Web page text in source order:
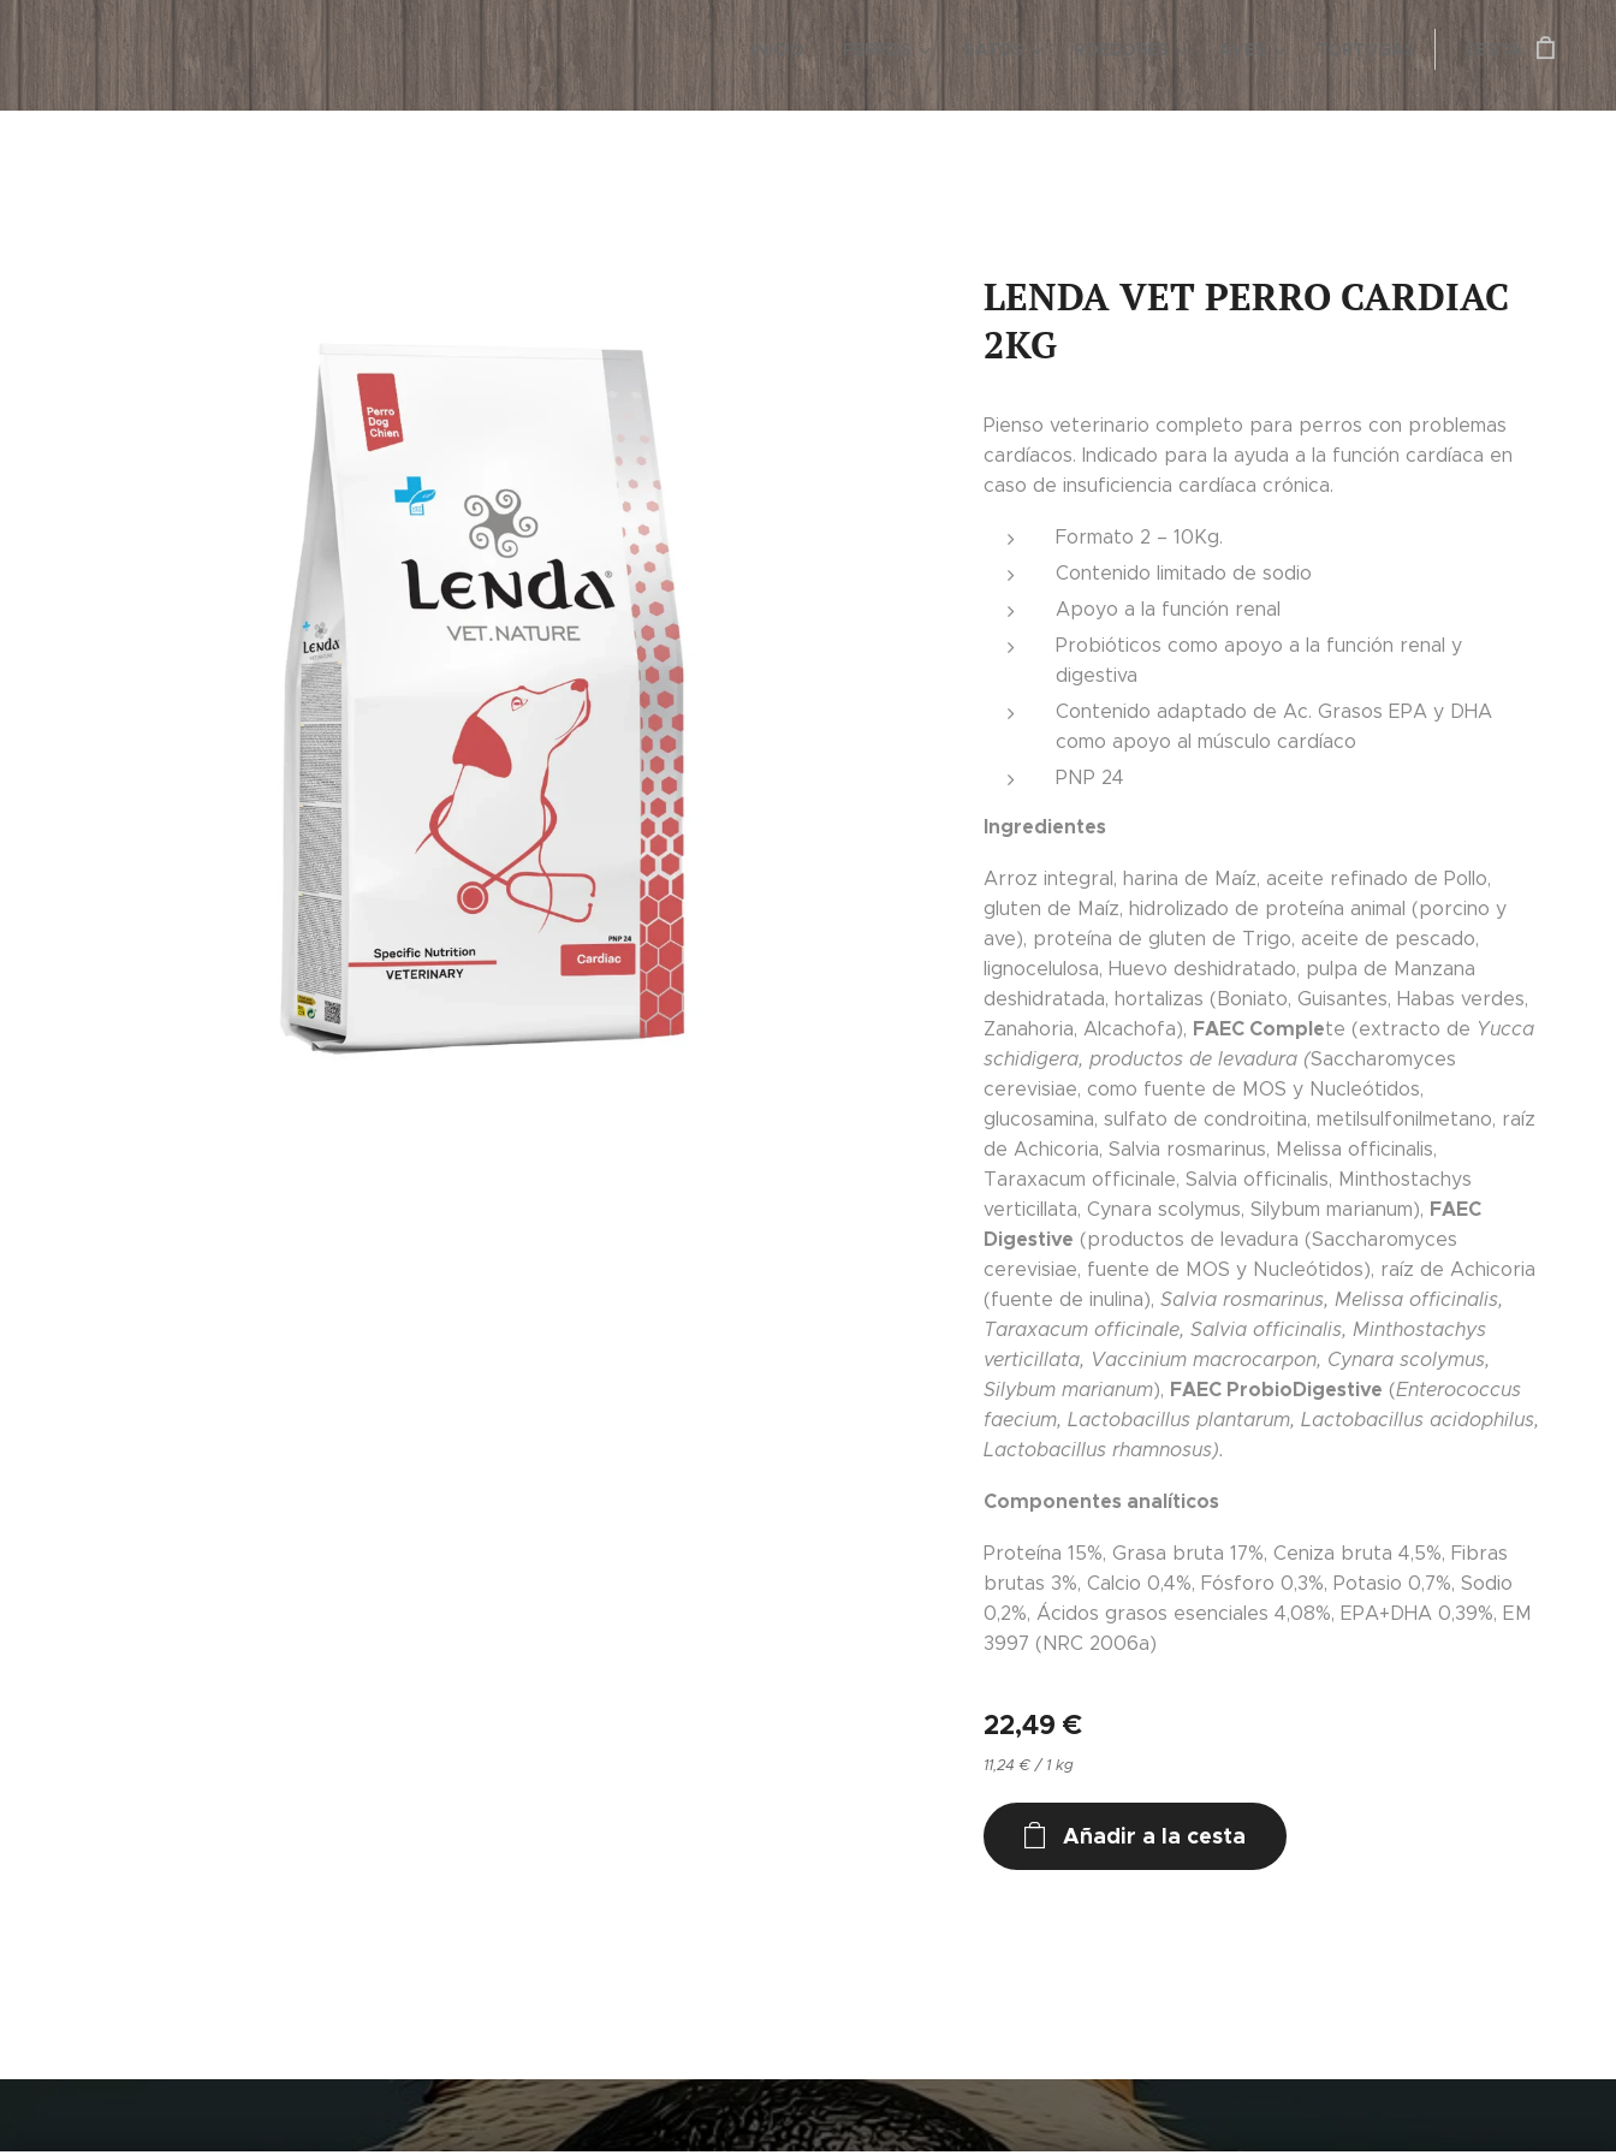
INICIO PERROS GATOS ROEDORES AVES TORTUGAS CESTA
LENDA VET PERRO CARDIAC
2KG
Pienso veterinario completo para perros con problemas
cardíacos. Indicado para la ayuda a la función cardíaca en
caso de insuficiencia cardíaca crónica.
Formato 2 – 10Kg.
Contenido limitado de sodio
Apoyo a la función renal
Probióticos como apoyo a la función renal y
digestiva
Contenido adaptado de Ac. Grasos EPA y DHA
como apoyo al músculo cardíaco
PNP 24
Ingredientes
Arroz integral, harina de Maíz, aceite refinado de Pollo,
gluten de Maíz, hidrolizado de proteína animal (porcino y
ave), proteína de gluten de Trigo, aceite de pescado,
lignocelulosa, Huevo deshidratado, pulpa de Manzana
deshidratada, hortalizas (Boniato, Guisantes, Habas verdes,
Zanahoria, Alcachofa), FAEC Complete (extracto de Yucca
schidigera, productos de levadura (Saccharomyces
cerevisiae, como fuente de MOS y Nucleótidos,
glucosamina, sulfato de condroitina, metilsulfonilmetano, raíz
de Achicoria, Salvia rosmarinus, Melissa officinalis,
Taraxacum officinale, Salvia officinalis, Minthostachys
verticillata, Cynara scolymus, Silybum marianum), FAEC
Digestive (productos de levadura (Saccharomyces
cerevisiae, fuente de MOS y Nucleótidos), raíz de Achicoria
(fuente de inulina),Salvia rosmarinus, Melissa officinalis,
Taraxacum officinale, Salvia officinalis, Minthostachys
verticillata, Vaccinium macrocarpon, Cynara scolymus,
Silybum marianum), FAEC ProbioDigestive (Enterococcus
faecium, Lactobacillus plantarum, Lactobacillus acidophilus,
Lactobacillus rhamnosus).
Componentes analíticos
Proteína 15%, Grasa bruta 17%, Ceniza bruta 4,5%, Fibras
brutas 3%, Calcio 0,4%, Fósforo 0,3%, Potasio 0,7%, Sodio
0,2%, Ácidos grasos esenciales 4,08%, EPA+DHA 0,39%, EM
3997 (NRC 2006a)
22,49 €
11,24 € / 1 kg
Añadir a la cesta